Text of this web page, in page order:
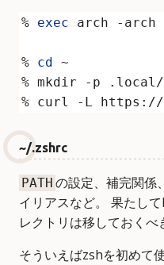
% exec arch -arch
% cd
% curl -L https://
~/.zshrc
PATH の設定、補完関係
イリアスなど。 果たし
レクトリは移しておくべ
そういえばzshを初めて